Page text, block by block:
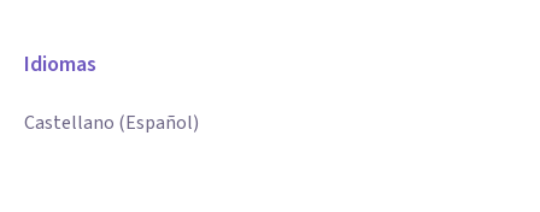
Idiomas
Castellano (Español)